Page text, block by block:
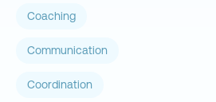
Coaching
Communication
Coordination